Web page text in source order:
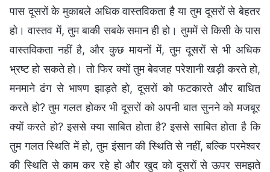
पास दूसरों के मुकाबले अधिक वास्तविकता है या तुम दूसरों से बेहतर
हो। वास्तव में, तुम बाकी सबके समान ही हो। तुममें से किसी के पास
वास्तविकता नहीं है, और कुछ मायनों में, तुम दूसरों से भी अधिक
भ्रष्ट हो सकते हो। तो फिर क्यों तुम बेवजह परेशानी खड़ी करते हो,
मनमाने ढंग से भाषण झाड़ते हो, दूसरों को फटकारते और बाधित
करते हो? तुम गलत होकर भी दूसरों को अपनी बात सुनने को मजबूर
क्यों करते हो? इससे क्या साबित होता है? इससे साबित होता है कि
तुम गलत स्थिति में हो, तुम इंसान की स्थिति से नहीं, बल्कि परमेश्वर
की स्थिति से काम कर रहे हो और खुद को दूसरों से ऊपर समझते